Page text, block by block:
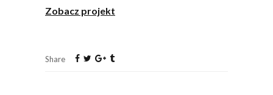
Zobacz projekt
Share